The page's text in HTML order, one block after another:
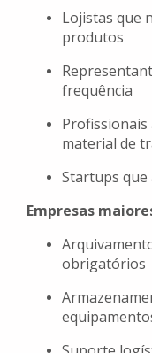
Lojistas que
produtos
frequência
material de
Startups
Empresas
obrigatórios